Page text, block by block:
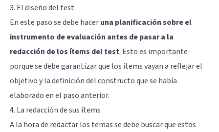
3. El diseño del test
En este paso se debe haceruna planificación sobre el
instrumento de evaluación antes de pasar a la
redacción de los ítems del test. Esto es importante
porque se debe garantizar que los ítems vayan a reflejar el
objetivo y la definición del constructo que se había
elaborado en el paso anterior.
4. La redacción de sus ítems
A la hora de redactar los temas se debe buscar que estos